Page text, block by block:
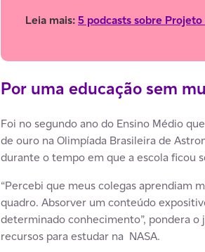
Leia mais:5 podcasts sobre
Por uma educação sem
Foi no segundo ano do Ensino Médio que
de ouro na Olimpíada Brasileira de
durante o tempo em que a escola ficou
“Percebi que meus colegas aprendiam
quadro. Absorver um conteúdo
determinado conhecimento”, pondera
recursos para estudar na NASA.